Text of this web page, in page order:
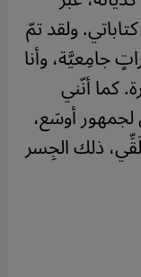
ولقد تمّ
جامِعيَّة، وأنا
كما أنّني
لجمهور أوسَع،
ذلك الجِسر